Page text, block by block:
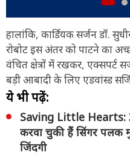
हालांकि, कार्डियक सर्जन डॉ.
रोबोट इस अंतर को पाटने का
वंचित क्षेत्रों में रखकर,
बड़ी आबादी के लिए एडवांस्ड
ये भी पढ़ें:
Saving Little Hearts:
करवा चुकी हैं सिंगर पलक
जिंदगी